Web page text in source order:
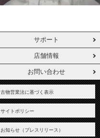
サポート
店舗情報
お問い合わせ
古物営業法に基づく表示
サイトポリシー
お知らせ（プレスリリース）